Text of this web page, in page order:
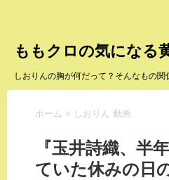
ももクロの気になる
しおりんの胸が何だって？そんなもの関
ホーム > しおりん 動画
『玉井詩織、半
ていた休みの日